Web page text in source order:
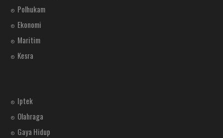
Polhukam
Ekonomi
Maritim
Kesra
Iptek
Olahraga
Gaya Hidup